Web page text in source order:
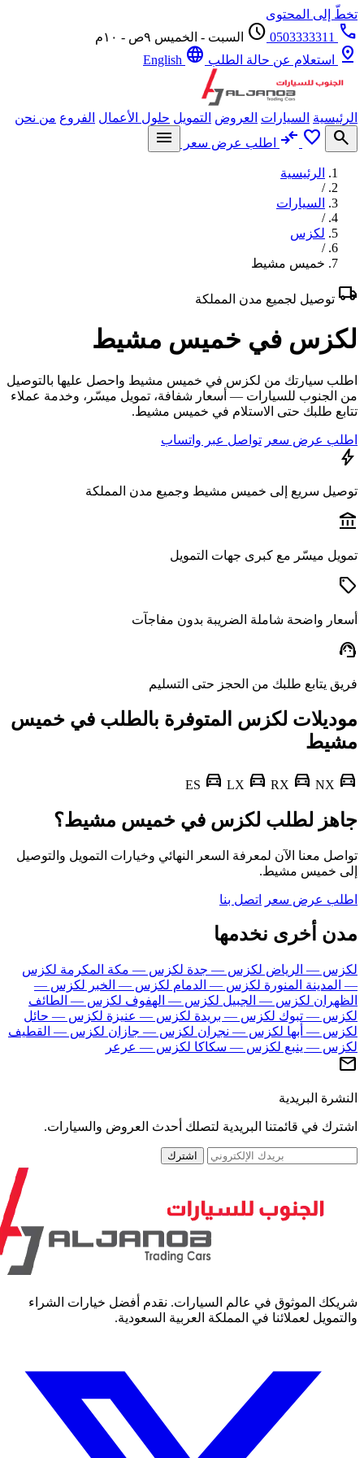
إلى المحتوى
0503333311
scheduleالسبت - الخميس ٩ص - ١٠م
استعلام عن حالة الطلبlanguage
السيارات العروض التمويل حلول الأعمال الفروع من نحن
favorite
compare_arrows اطلب عرض سعر menu
الرئيسية
السيارات
لكزس
خميس مشيط
توصيل لجميع مدن المملكة
في خميس مشيط
سيارتك من لكزس في خميس مشيط واحصل عليها بالتوصيل
للسيارات — أسعار شفافة، تمويل ميسّر، وخدمة عملاء
طلبك حتى الاستلام في خميس مشيط.
عرض سعر تواصل عبر واتساب
سريع إلى خميس مشيط وجميع مدن المملكة
ميسّر مع كبرى جهات التمويل
واضحة شاملة الضريبة بدون مفاجآت
يتابع طلبك من الحجز حتى التسليم
لكزس المتوفرة بالطلب في خميس
directions_car LXdirections_car RXdirections_car NX
لطلب لكزس في خميس مشيط؟
معنا الآن لمعرفة السعر النهائي وخيارات التمويل والتوصيل
خميس مشيط.
عرض سعر اتصل بنا
أخرى نخدمها
— الرياضلكزس — جدة لكزس — مكة المكرمةلكزس
المنورةلكزس — الدماملكزس — الخبرلكزس —
لكزس — الجبيللكزس — الهفوفلكزس — الطائف
— تبوكلكزس — بريدة لكزس — عنيزةلكزس — حائل
— أبهالكزس — نجرانلكزس — جازانلكزس — القطيف
— ينبع لكزس — سكاكالكزس — عرعر
البريدية
في قائمتنا البريدية لتصلك أحدث العروض والسيارات.
اشترك
الموثوق في عالم السيارات. نقدم أفضل خيارات الشراء
لعملائنا في المملكة العربية السعودية.